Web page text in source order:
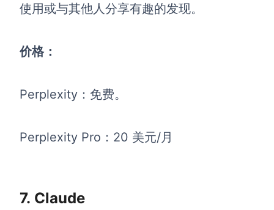
使用或与其他人分享有趣的发现。
价格：
Perplexity：免费。
Perplexity Pro：20 美元/月
7. Claude